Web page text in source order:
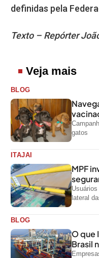
definidas pela
Texto – Repórter
Veja mais
BLOG
gatos
ITAJAI
MPF
lateral
BLOG
O que
Brasil